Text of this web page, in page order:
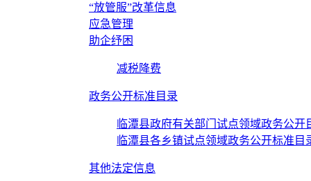
“放管服”改革信息
应急管理
助企纾困
减税降费
政务公开标准目录
临潭县政府有关部门试点领域政务公开
临潭县各乡镇试点领域政务公开标准目
其他法定信息